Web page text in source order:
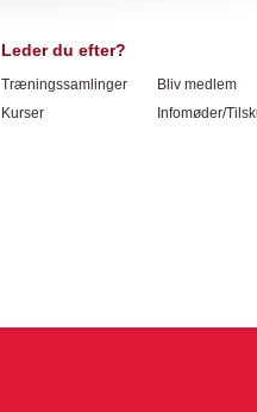
Leder du efter?
Træningssamlinger
Kurser
Bliv medlem
Infomøder/